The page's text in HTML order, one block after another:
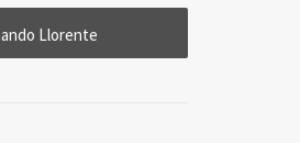
Llorente